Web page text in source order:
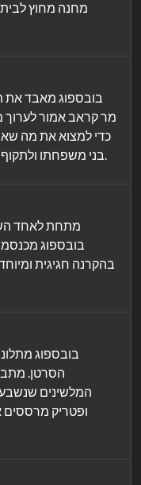
מחנה מחוץ
בובספוג מאבד את
מר קראב אמור לערוך
כדי למצוא את מה
בני משפחתו ולתקוף את הסרטן הפריך. כ' עב'. מדובב. ש.ח.
מתחת לאחד
בובספוג
בהקרנה חגיגית
בובספוג
הסרטן.
המלשינים שנשבע
ופטריק